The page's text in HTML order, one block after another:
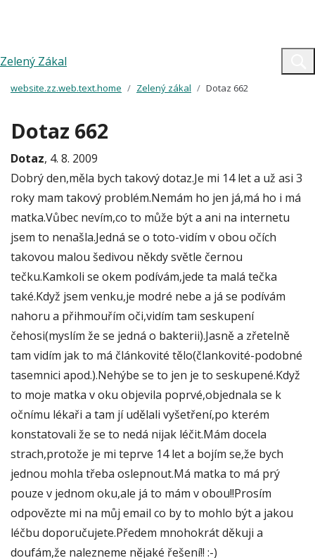
Zelený Zákal
website.zz.web.text.home Zelený zákal Dotaz 662
Dotaz 662
Dotaz, 4. 8. 2009
Dobrý den,měla bych takový dotaz.Je mi 14 let a už asi 3
roky mam takový problém.Nemám ho jen já,má ho i má
matka.Vůbec nevím,co to může být a ani na internetu
jsem to nenašla.Jedná se o toto-vidím v obou očích
takovou malou šedivou někdy světle černou
tečku.Kamkoli se okem podívám,jede ta malá tečka
také.Když jsem venku,je modré nebe a já se podívám
nahoru a přihmouřím oči,vidím tam seskupení
čehosi(myslím že se jedná o bakterii).Jasně a zřetelně
tam vidím jak to má článkovité tělo(člankovité-podobné
tasemnici apod.).Nehýbe se to jen je to seskupené.Když
to moje matka v oku objevila poprvé,objednala se k
očnímu lékaři a tam jí udělali vyšetření,po kterém
konstatovali že se to nedá nijak léčit.Mám docela
strach,protože je mi teprve 14 let a bojím se,že bych
jednou mohla třeba oslepnout.Má matka to má prý
pouze v jednom oku,ale já to mám v obou!!Prosím
odpovězte mi na můj email co by to mohlo být a jakou
léčbu doporučujete.Předem mnohokrát děkuji a
doufám,že nalezneme nějaké řešení!! :-)